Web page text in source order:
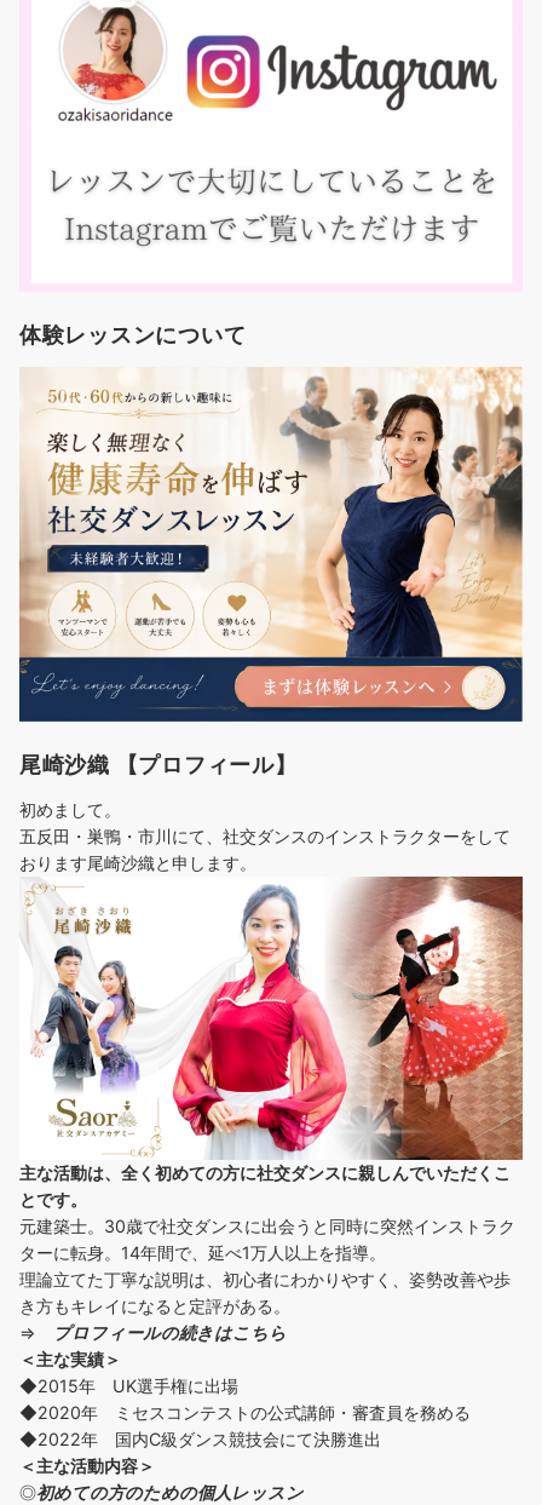
体験レッスンについて
尾崎沙織 【プロフィール】
初めまして。
五反田・巣鴨・市川にて、社交ダンスのインストラクターをして
おります尾崎沙織と申します。
主な活動は、全く初めての方に社交ダンスに親しんでいただくこ
とです。
元建築士。30歳で社交ダンスに出会うと同時に突然インストラク
ターに転身。14年間で、延べ1万人以上を指導。
理論立てた丁寧な説明は、初心者にわかりやすく、姿勢改善や歩
き方もキレイになると定評がある。
⇒
プロフィールの続きはこちら
＜主な実績＞
◆2015年 UK選手権に出場
◆2020年 ミセスコンテストの公式講師・審査員を務める
◆2022年 国内C級ダンス競技会にて決勝進出
＜主な活動内容＞
◎初めての方のための個人レッスン